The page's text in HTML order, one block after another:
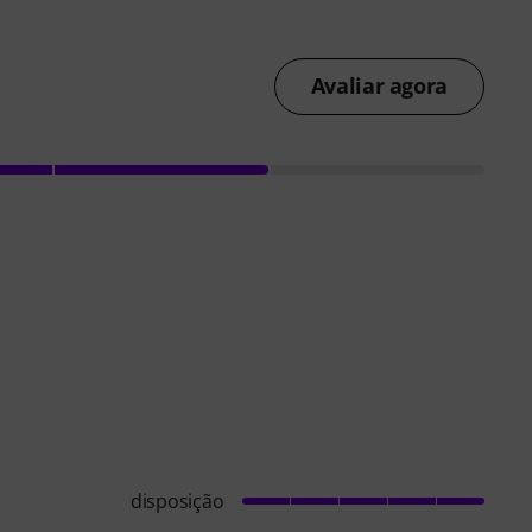
Avaliar agora
disposição